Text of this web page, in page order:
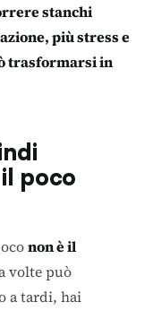
stanchi
più stress e
trasformarsi in
poco
non è il
volte può
a tardi, hai